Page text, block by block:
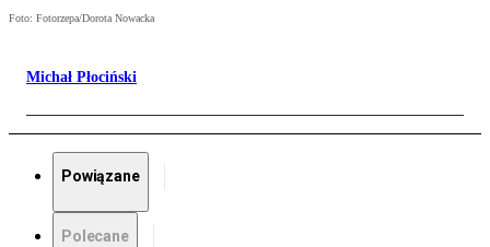
Foto: Fotorzepa/Dorota Nowacka
Michał Płociński
Powiązane
Polecane